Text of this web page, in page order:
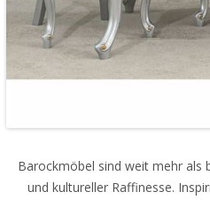
Barockmöbel sind weit mehr als
und kultureller Raffinesse.